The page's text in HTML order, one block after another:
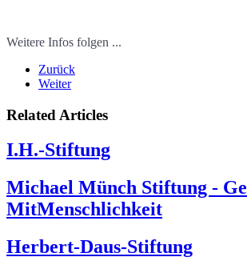
Weitere Infos folgen ...
Zurück
Weiter
Related Articles
I.H.-Stiftung
Michael Münch Stiftung -
MitMenschlichkeit
Herbert-Daus-Stiftung